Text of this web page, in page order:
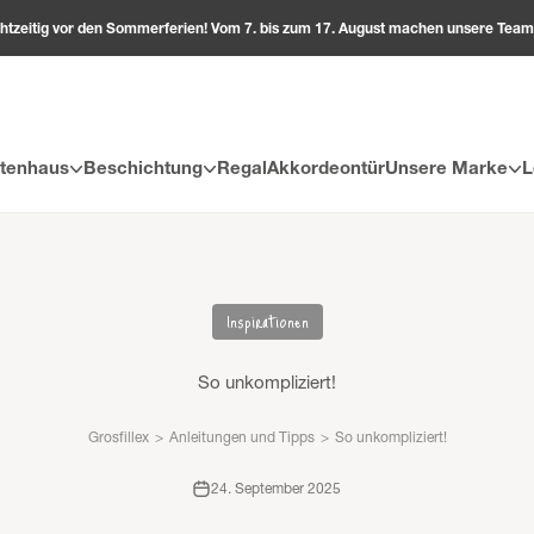
vor den Sommerferien! Vom 7. bis zum 17. August machen unsere
Beschichtung RegalAkkordeontürUnsere Marke
Inspirationen
So unkompliziert!
Grosfillex > Anleitungen und Tipps > So unkompliziert!
24. September 2025